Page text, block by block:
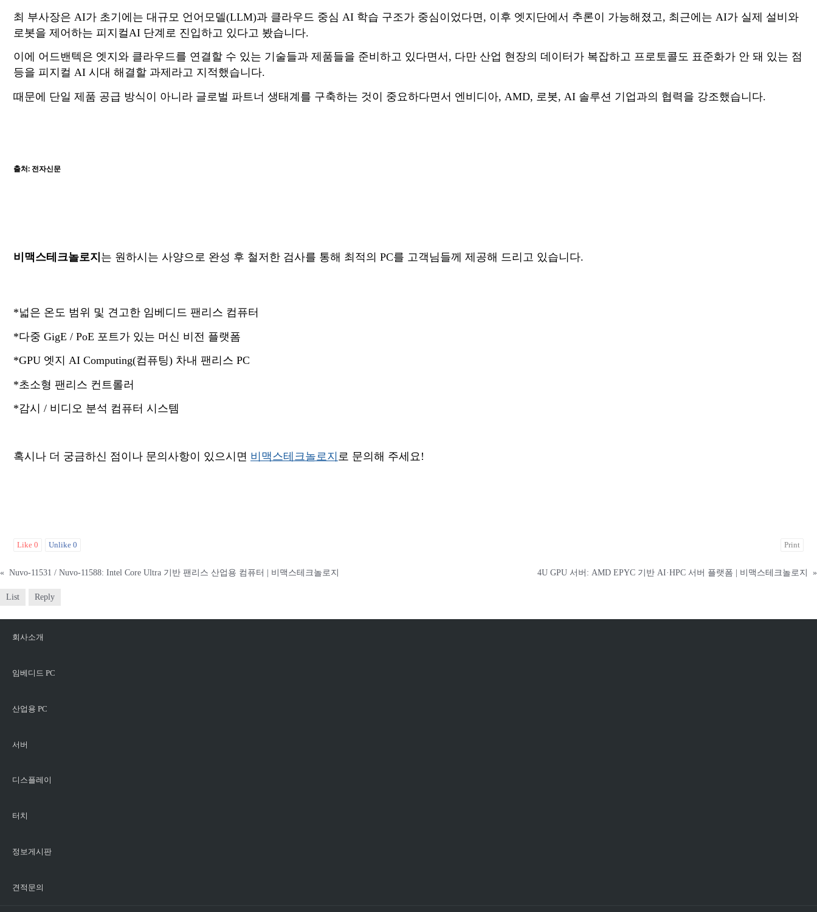
최 부사장은 AI가 초기에는 대규모 언어모델(LLM)과 클라우드 중심 AI 학습 구조가 중심이었다면, 이후 엣지단에서 추론이 가능해졌고, 최근에는 AI가 실제 설비와
로봇을 제어하는 피지컬AI 단계로 진입하고 있다고 봤습니다.
이에 어드밴텍은 엣지와 클라우드를 연결할 수 있는 기술들과 제품들을 준비하고 있다면서, 다만 산업 현장의 데이터가 복잡하고 프로토콜도 표준화가 안 돼 있는 점
등을 피지컬 AI 시대 해결할 과제라고 지적했습니다.
때문에 단일 제품 공급 방식이 아니라 글로벌 파트너 생태계를 구축하는 것이 중요하다면서 엔비디아, AMD, 로봇, AI 솔루션 기업과의 협력을 강조했습니다.
출처: 전자신문
비맥스테크놀로지는 원하시는 사양으로 완성 후 철저한 검사를 통해 최적의 PC를 고객님들께 제공해 드리고 있습니다.
*넓은 온도 범위 및 견고한 임베디드 팬리스 컴퓨터
*다중 GigE / PoE 포트가 있는 머신 비전 플랫폼
*GPU 엣지 AI Computing(컴퓨팅) 차내 팬리스 PC
*초소형 팬리스 컨트롤러
*감시 / 비디오 분석 컴퓨터 시스템
혹시나 더 궁금하신 점이나 문의사항이 있으시면 ​비맥스테크놀로지​​ 로 문의해 주세요!
Like 0 Unlike 0 Print
« Nuvo-11531 / Nuvo-11588: Intel Core Ultra 기반 팬리스 산업용 컴퓨터 | 비맥스테크놀로지 4U GPU 서버: AMD EPYC 기반 AI·HPC 서버 플랫폼 | 비맥스테크놀로지 »
List Reply
회사소개
임베디드 PC
산업용 PC
서버
디스플레이
터치
정보게시판
견적문의